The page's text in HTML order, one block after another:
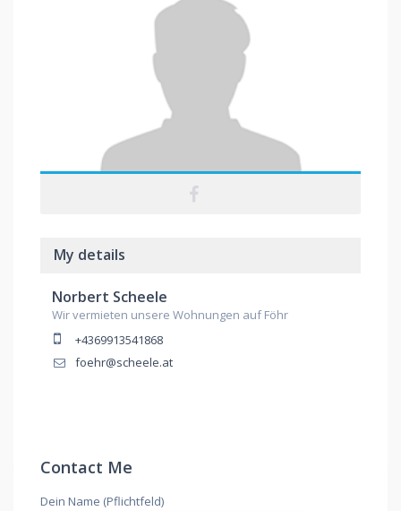
My details
Norbert Scheele
Wir vermieten unsere Wohnungen auf Föhr
+4369913541868
foehr@scheele.at
Contact Me
Dein Name (Pflichtfeld)